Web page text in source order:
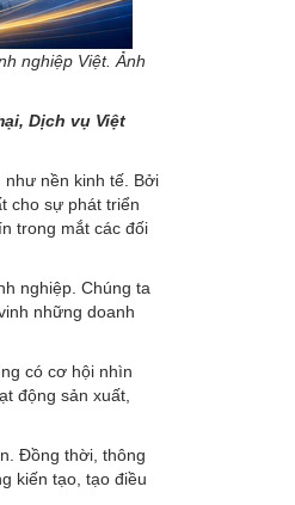
nghiệp Việt. Ảnh
Dịch vụ Việt
nền kinh tế. Bởi
cho sự phát triển
trong mắt các đối
nghiệp. Chúng ta
những doanh
có cơ hội nhìn
động sản xuất,
Đồng thời, thông
kiến tạo, tạo điều